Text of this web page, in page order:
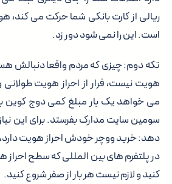
ریالی از کارت بانکی شما حرکت می
است. این را نمی شود دور زد.
تکه دوم: چیزی که مردم واقعا دنبالش
هویت نیست،فرار از احراز هویت طولانی
می خواهد یک بار مبلغ کمی دوج کوین
سومین سایت مدارک بفرستد. برای این
دهد: خرید ووچر خودش احراز هویت دارد،
در پلتفرم های بین المللی که سطح احراز
کنید و لازم نیست هر بار از صفر شروع کنید.